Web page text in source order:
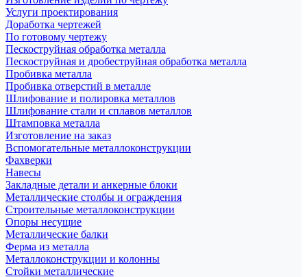
Услуги проектирования
Доработка чертежей
По готовому чертежу
Пескоструйная обработка металла
Пескоструйная и дробеструйная обработка металла
Пробивка металла
Пробивка отверстий в металле
Шлифование и полировка металлов
Шлифование стали и сплавов металлов
Штамповка металла
Изготовление на заказ
Вспомогательные металлоконструкции
Фахверки
Навесы
Закладные детали и анкерные блоки
Металлические столбы и ограждения
Строительные металлоконструкции
Опоры несущие
Металлические балки
Ферма из металла
Металлоконструкции и колонны
Стойки металлические